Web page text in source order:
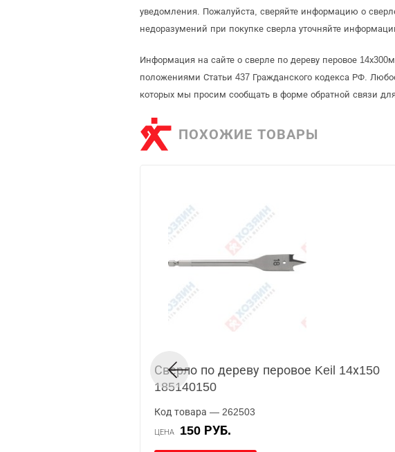
уведомления. Пожалуйста, сверяйте информацию о
недоразумений при покупке сверла уточняйте
Информация на сайте о сверле по дереву перовое
положениями Статьи 437 Гражданского кодекса РФ.
которых мы просим сообщать в форме обратной связи
ПОХОЖИЕ ТОВАРЫ
Сверло по дереву перовое Keil 14х150
185140150
Код товара — 262503
ЦЕНА 150 РУБ.